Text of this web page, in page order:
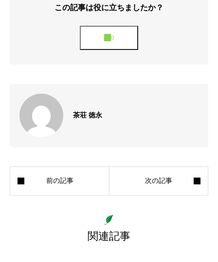
この記事は役に立ちましたか？
茶荘 徳永
関連記事